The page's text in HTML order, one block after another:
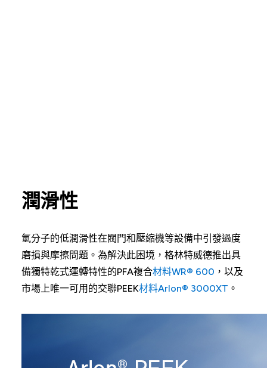
潤滑性
氫分子的低潤滑性在閥門和壓縮機等設備中引發過度
磨損與摩擦問題。為解決此困境，格林特威德推出具
備獨特乾式運轉特性的PFA複合材料WR® 600 ，以及
市場上唯一可用的交聯PEEK材料Arlon® 3000XT 。